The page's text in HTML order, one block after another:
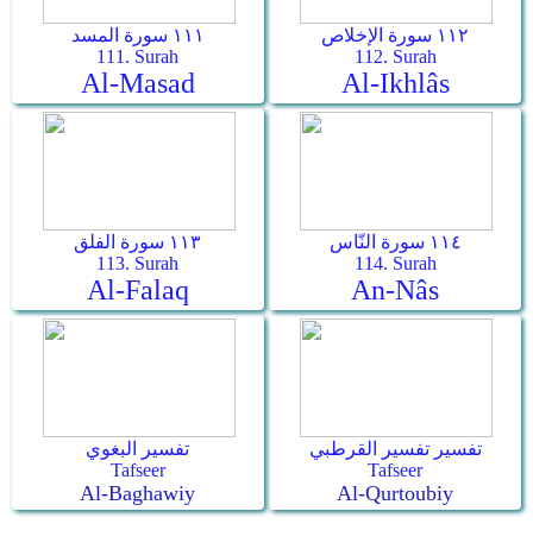
١١١ سورة المسد
111. Surah
Al-Masad
١١٢ سورة الإخلاص
112. Surah
Al-Ikhlâs
١١٣ سورة الفلق
113. Surah
Al-Falaq
١١٤ سورة النّاس
114. Surah
An-Nâs
تفسير البغوي
Tafseer
Al-Baghawiy
تفسير تفسير القرطبي
Tafseer
Al-Qurtoubiy